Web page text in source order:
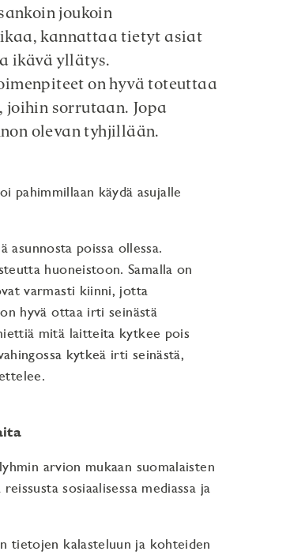
joukoin
kannattaa tietyt asiat
ikävä yllätys.
on hyvä toteuttaa
sorrutaan. Jopa
olevan tyhjillään.
pahimmillaan käydä asujalle
asunnosta poissa ollessa.
huoneistoon. Samalla on
varmasti kiinni, jotta
hyvä ottaa irti seinästä
mitä laitteita kytkee pois
kytkeä irti seinästä,
arvion mukaan suomalaisten
sosiaalisessa mediassa ja
tietojen kalasteluun ja kohteiden